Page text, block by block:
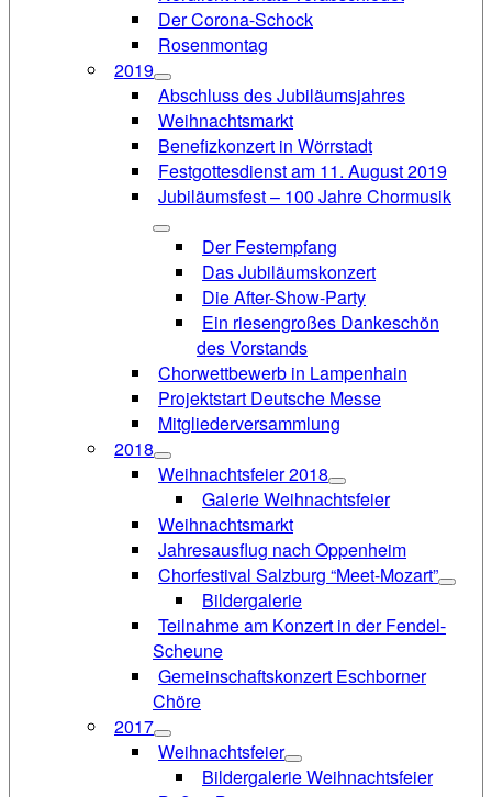
Der Corona-Schock
Rosenmontag
2019
Abschluss des Jubiläumsjahres
Weihnachtsmarkt
Benefizkonzert in Wörrstadt
Festgottesdienst am 11. August 2019
Jubiläumsfest – 100 Jahre Chormusik
Der Festempfang
Das Jubiläumskonzert
Die After-Show-Party
Ein riesengroßes Dankeschön
des Vorstands
Chorwettbewerb in Lampenhain
Projektstart Deutsche Messe
Mitgliederversammlung
2018
Weihnachtsfeier 2018
Galerie Weihnachtsfeier
Weihnachtsmarkt
Jahresausflug nach Oppenheim
Chorfestival Salzburg “Meet-Mozart”
Bildergalerie
Teilnahme am Konzert in der Fendel-
Scheune
Gemeinschaftskonzert Eschborner
Chöre
2017
Weihnachtsfeier
Bildergalerie Weihnachtsfeier